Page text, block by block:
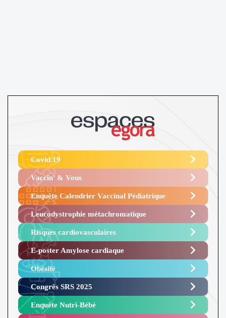
Covid 19
Vaccin’ & Vous
Enquête Calendrier Vaccinal Pédiatrique
Leucodystrophie métachromatique
Risques cardiovasculaires
E-poster Amylose cardiaque ​
Obésité ​
Congrès SRS 2025 ​
Enquête Nutri-Bébé ​